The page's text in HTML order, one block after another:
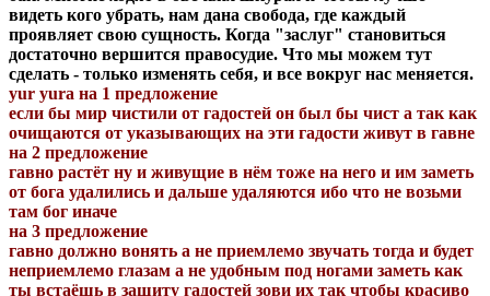
видеть кого убрать, нам дана свобода, где каждый
проявляет свою сущность. Когда "заслуг" становиться
достаточно вершится правосудие. Что мы можем тут
сделать - только изменять себя, и все вокруг нас меняется.
yur yura на 1 предложение
если бы мир чистили от гадостей он был бы чист а так как
очищаются от указывающих на эти гадости живут в гавне
на 2 предложение
гавно растёт ну и живущие в нём тоже на него и им заметь
от бога удалились и дальше удаляются ибо что не возьми
там бог иначе
на 3 предложение
гавно должно вонять а не приемлемо звучать тогда и будет
неприемлемо глазам а не удобным под ногами заметь как
ты встаёшь в защиту гадостей зови их так чтобы красиво